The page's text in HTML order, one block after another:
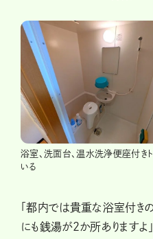
浴室、洗面台、温水洗浄便座付き
いる
「都内では貴重な浴室付き
にも銭湯が2か所ありますよ」